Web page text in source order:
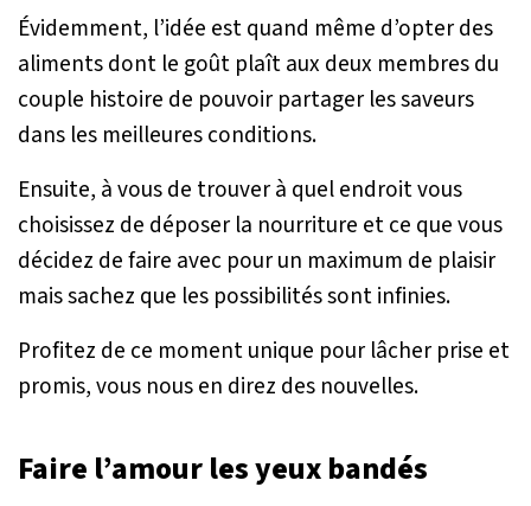
Évidemment, l’idée est quand même d’opter des
aliments dont le goût plaît aux deux membres du
couple histoire de pouvoir partager les saveurs
dans les meilleures conditions.
Ensuite, à vous de trouver à quel endroit vous
choisissez de déposer la nourriture et ce que vous
décidez de faire avec pour un maximum de plaisir
mais sachez que les possibilités sont infinies.
Profitez de ce moment unique pour lâcher prise et
promis, vous nous en direz des nouvelles.
Faire l’amour les yeux bandés